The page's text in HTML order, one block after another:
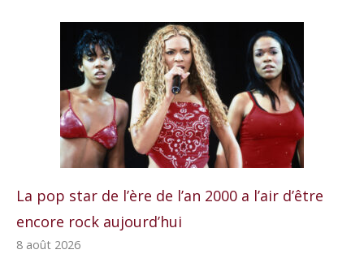
La pop star de l’ère de l’an 2000 a l’air d’être
encore rock aujourd’hui
8 août 2026